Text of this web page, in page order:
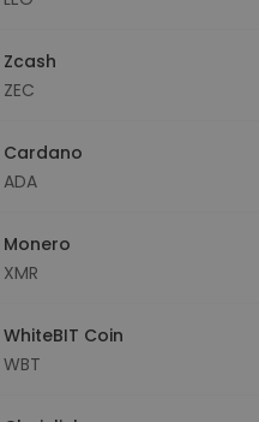
Zcash
ZEC
Cardano
ADA
Monero
XMR
WhiteBIT Coin
WBT